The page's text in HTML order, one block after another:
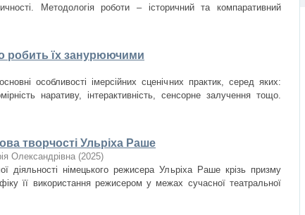
Методологія роботи – історичний та компаративний
робить їх занурюючими
особливості імерсійних сценічних практик, серед яких:
наративу, інтерактивність, сенсорне залучення тощо.
творчості Ульріха Раше
Олександрівна (2025)
діяльності німецького режисера Ульріха Раше крізь призму
її використання режисером у межах сучасної театральної